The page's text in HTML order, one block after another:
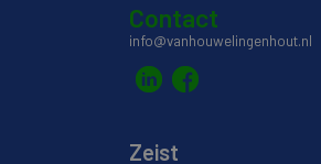
Contact
info@vanhouwelingenhout.nl
Zeist